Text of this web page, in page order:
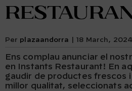
Per plazaandorra 18 March, 2024
Ens complau anunciar el
en Instants Restaurant! En
gaudir de productes frescos
millor qualitat, seleccionats